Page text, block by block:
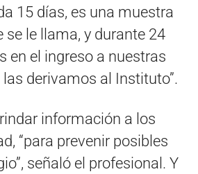
15 días, es una muestra
se le llama, y durante 24
en el ingreso a nuestras
derivamos al Instituto”.
información a los
“para prevenir posibles
señaló el profesional. Y